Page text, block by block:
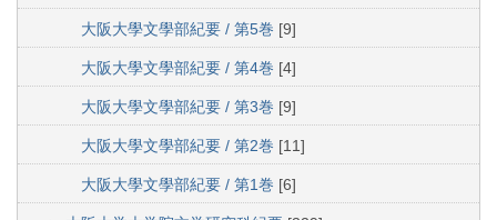
大阪大學文學部紀要 / 第5巻 [9]
大阪大學文學部紀要 / 第4巻 [4]
大阪大學文學部紀要 / 第3巻 [9]
大阪大學文學部紀要 / 第2巻 [11]
大阪大學文學部紀要 / 第1巻 [6]